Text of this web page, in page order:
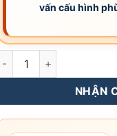
vấn cấu hình
TWMNH-66QD660W -
NHẬN